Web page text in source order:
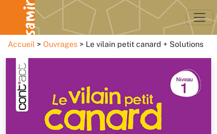
Accueil Ouvrages Le vilain petit canard + Solutions